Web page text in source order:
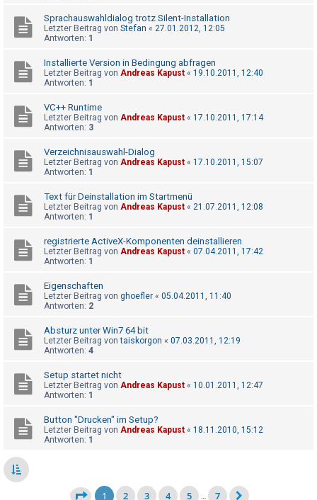
Sprachauswahldialog trotz Silent-Installation
Letzter Beitrag von Stefan « 27.01.2012, 12:05
Antworten: 1
Installierte Version in Bedingung abfragen
Letzter Beitrag von Andreas Kapust « 19.10.2011, 12:40
Antworten: 1
VC++ Runtime
Letzter Beitrag von Andreas Kapust « 17.10.2011, 17:14
Antworten: 3
Verzeichnisauswahl-Dialog
Letzter Beitrag von Andreas Kapust « 17.10.2011, 15:07
Antworten: 1
Text für Deinstallation im Startmenü
Letzter Beitrag von Andreas Kapust « 21.07.2011, 12:08
Antworten: 1
registrierte ActiveX-Komponenten deinstallieren
Letzter Beitrag von Andreas Kapust « 07.04.2011, 17:42
Antworten: 1
Eigenschaften
Letzter Beitrag von ghoefler « 05.04.2011, 11:40
Antworten: 2
Absturz unter Win7 64 bit
Letzter Beitrag vontaiskorgon « 07.03.2011, 12:19
Antworten: 4
Setup startet nicht
Letzter Beitrag von Andreas Kapust « 10.01.2011, 12:47
Antworten: 1
Button "Drucken" im Setup?
Letzter Beitrag von Andreas Kapust « 18.11.2010, 15:12
Antworten: 1
1 2 3 4 5 … 7